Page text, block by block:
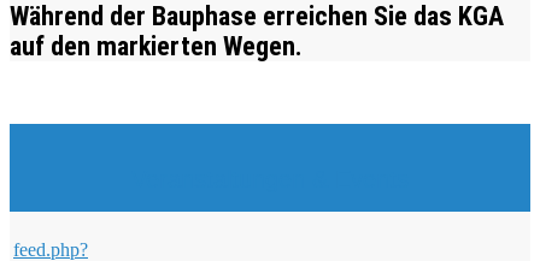
Während der Bauphase erreichen Sie das KGA
auf den markierten Wegen.
feed.php?